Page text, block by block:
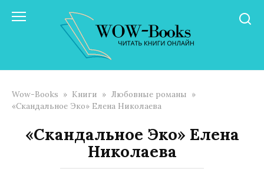
Wow-Books » Книги » Любовные романы »
«Скандальное Эко» Елена Николаева
«Скандальное Эко» Елена
Николаева